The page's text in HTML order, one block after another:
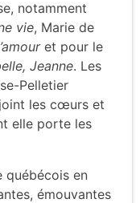
notamment
vie, Marie de
et pour le
Jeanne. Les
Pelletier
les cœurs et
elle porte les
québécois en
émouvantes